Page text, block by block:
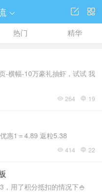
 

热门 精华
-横幅-10万豪礼抽虾，试试 我
 264  19
惠1＝4.89 返粒5.38
 414  22
用了积分抵扣的情况下🍚